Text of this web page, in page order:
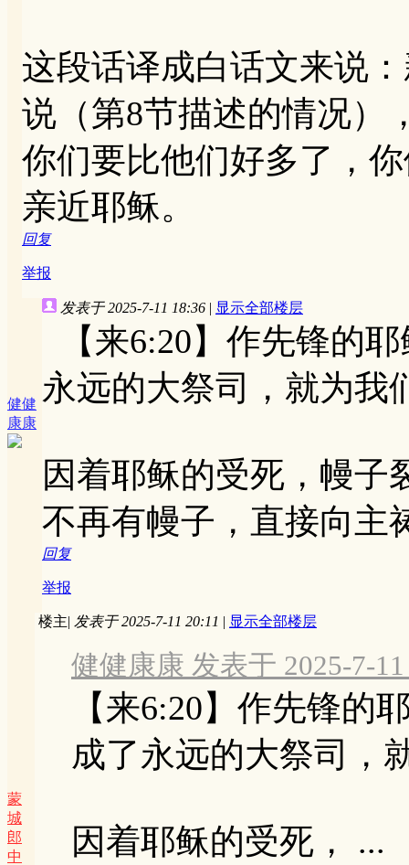
这段话译成白话文来说
说（第8节描述的情况）
你们要比他们好多了，
亲近耶稣。
回复
举报
健健
康康
发表于 2025-7-11 18:36 | 显示全部楼层
【来6:20】作先锋的
永远的大祭司，就为我
因着耶稣的受死，幔子
不再有幔子，直接向主
回复
举报
蒙
城
郎
中
楼主| 发表于 2025-7-11 20:11 | 显示全部楼层
健健康康 发表于 2025-7-
【来6:20】作先锋的
成了永远的大祭司，
因着耶稣的受死， ...